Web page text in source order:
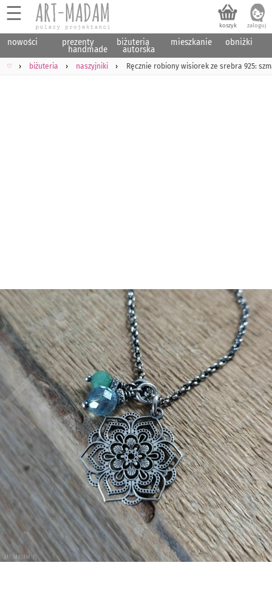
☰
nowości prezenty
handmade
biżuteria
autorska
mieszkanie obniżki
♡ biżuteria naszyjniki Ręcznie robiony wisiorek ze srebra 925: